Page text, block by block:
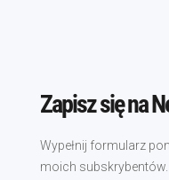
Zapisz się na
Wypełnij formularz
moich